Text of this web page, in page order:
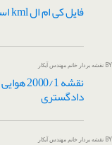
فایل کی ام ال kml استعلام مستثنیات منابع طبیعی
BY نقشه بردار خانم مهندس آبکار
دادگستری
BY نقشه بردار خانم مهندس آبکار